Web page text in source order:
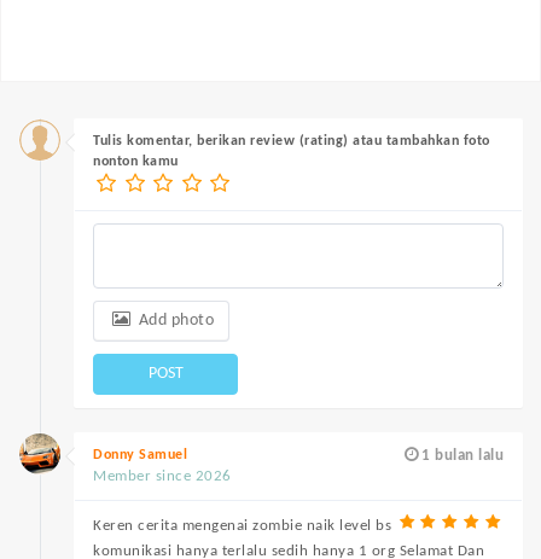
Tulis komentar, berikan review (rating) atau tambahkan foto
nonton kamu
Add photo
POST
1 bulan lalu
Donny Samuel
Member since 2026
Keren cerita mengenai zombie naik level bs
komunikasi hanya terlalu sedih hanya 1 org Selamat Dan